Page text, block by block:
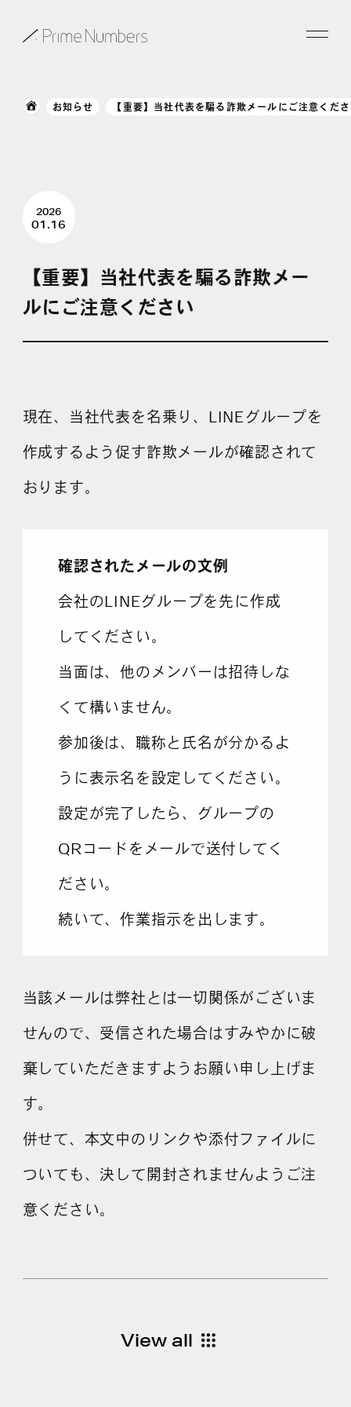
お役立ち情報
会社情報
お知らせ
セミナー申し込み
無料診断実施中
お知らせ 【重要】当社代表を騙る詐欺メールにご注意くだ
2026
01.16
【重要】当社代表を騙る詐欺メー
ルにご注意ください
現在、当社代表を名乗り、LINEグループを
作成するよう促す詐欺メールが確認されて
おります。
確認されたメールの文例
会社のLINEグループを先に作成
してください。
当面は、他のメンバーは招待しな
くて構いません。
参加後は、職称と氏名が分かるよ
うに表示名を設定してください。
設定が完了したら、グループの
QRコードをメールで送付してく
ださい。
続いて、作業指示を出します。
当該メールは弊社とは一切関係がございま
せんので、受信された場合はすみやかに破
棄していただきますようお願い申し上げま
す。
併せて、本文中のリンクや添付ファイルに
ついても、決して開封されませんようご注
意ください。
View all